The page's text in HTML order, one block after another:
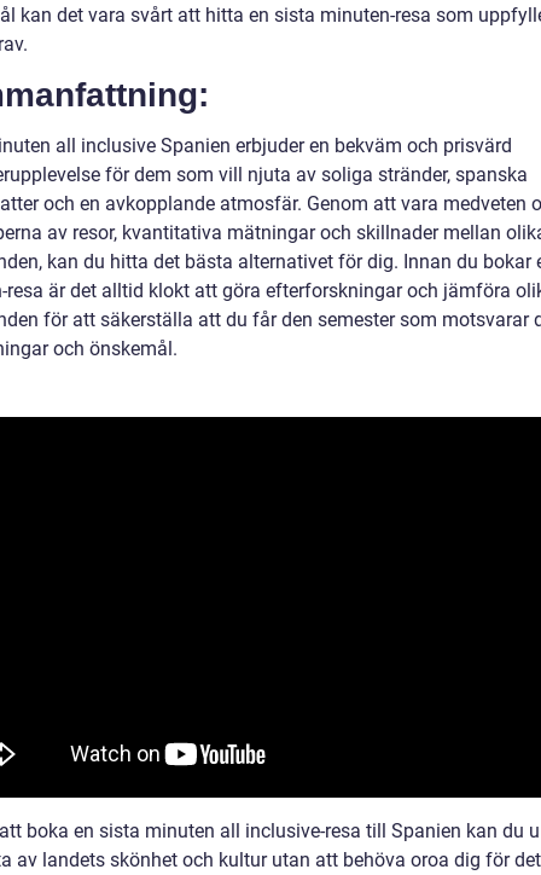
kan det vara svårt att hitta en sista minuten-resa som
all inclusive Spanien erbjuder en bekväm och prisvärd
för dem som vill njuta av soliga stränder, spanska
och en avkopplande atmosfär. Genom att vara medveten
av resor, kvantitativa mätningar och skillnader mellan
kan du hitta det bästa alternativet för dig. Innan du bokar
resa är det alltid klokt att göra efterforskningar och jämföra
för att säkerställa att du får den semester som motsvarar
och önskemål.
boka en sista minuten all inclusive-resa till Spanien kan du
av landets skönhet och kultur utan att behöva oroa dig för